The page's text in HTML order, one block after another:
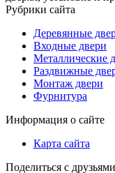
Рубрики сайта
Деревянные
Входные двери
Металлические
Раздвижные
Монтаж двери
Фурнитура
Информация о сайте
Карта сайта
Поделиться с друзьями